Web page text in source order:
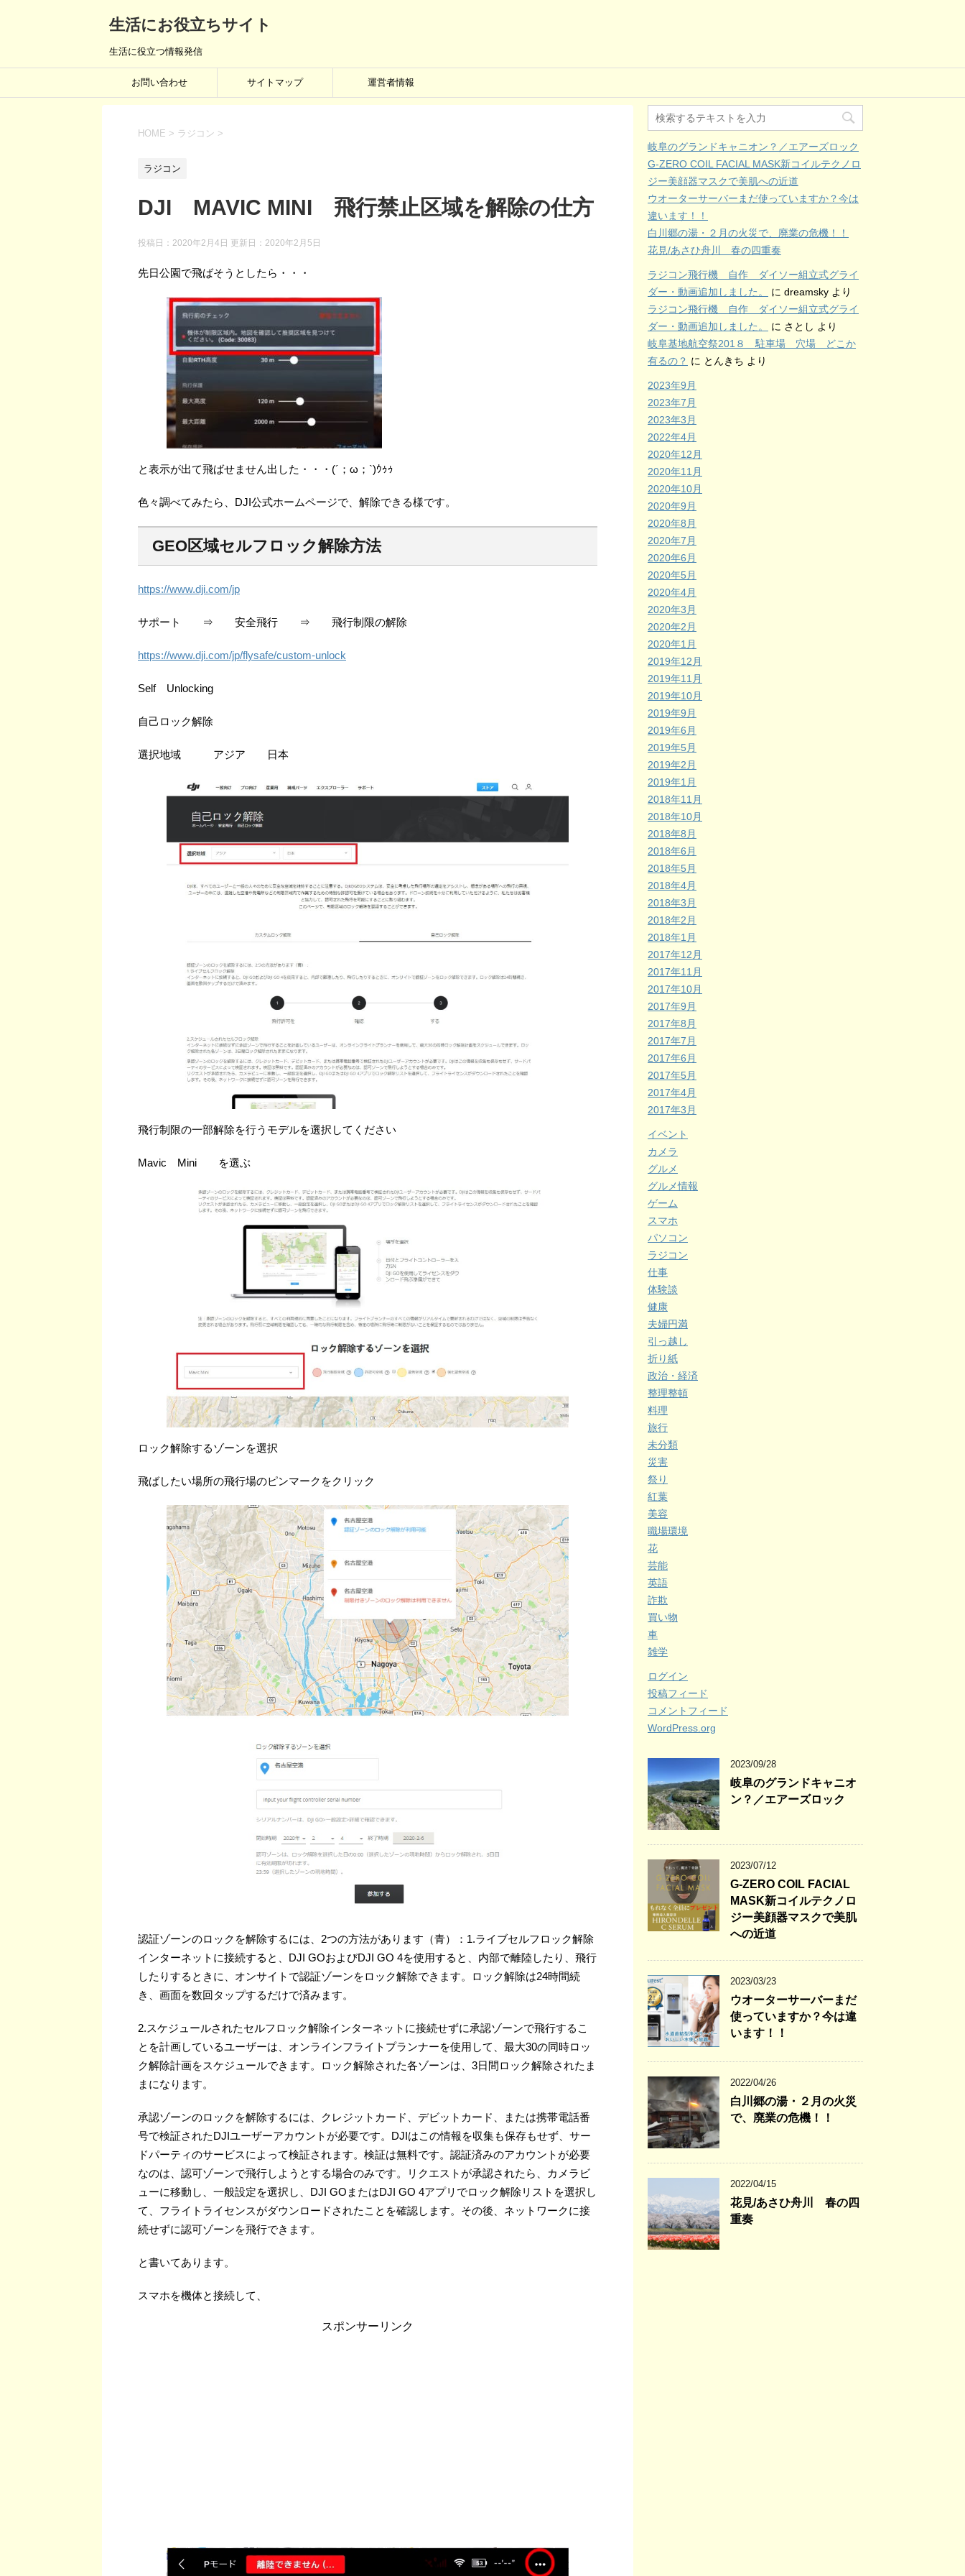
生活にお役立ちサイト
生活に役立つ情報発信
お問い合わせ サイトマップ 運営者情報
HOME > ラジコン >
ラジコン
DJI MAVIC MINI 飛行禁止区域を解除の仕方
投稿日：2020年2月4日 更新日： 2020年2月5日
先日公園で飛ばそうとしたら・・・
と表示が出て飛ばせません出した・・・(´；ω；`)ｳｩｩ
色々調べてみたら、DJI公式ホームページで、解除できる様です。
GEO区域セルフロック解除方法
https://www.dji.com/jp
サポート ⇒ 安全飛行 ⇒ 飛行制限の解除
https://www.dji.com/jp/flysafe/custom-unlock
Self Unlocking
自己ロック解除
選択地域 アジア 日本
飛行制限の一部解除を行うモデルを選択してください
Mavic Mini を選ぶ
ロック解除するゾーンを選択
飛ばしたい場所の飛行場のピンマークをクリック
認証ゾーンのロックを解除するには、2つの方法があります（青）：1.ライブセルフロック解除
インターネットに接続すると、DJI GOおよびDJI GO 4を使用すると、内部で離陸したり、飛行
したりするときに、オンサイトで認証ゾーンをロック解除できます。ロック解除は24時間続
き、画面を数回タップするだけで済みます。
2.スケジュールされたセルフロック解除インターネットに接続せずに承認ゾーンで飛行するこ
とを計画しているユーザーは、オンラインフライトプランナーを使用して、最大30の同時ロッ
ク解除計画をスケジュールできます。ロック解除された各ゾーンは、3日間ロック解除されたま
まになります。
承認ゾーンのロックを解除するには、クレジットカード、デビットカード、または携帯電話番
号で検証されたDJIユーザーアカウントが必要です。DJIはこの情報を収集も保存もせず、サー
ドパーティのサービスによって検証されます。検証は無料です。認証済みのアカウントが必要
なのは、認可ゾーンで飛行しようとする場合のみです。リクエストが承認されたら、カメラビ
ューに移動し、一般設定を選択し、DJI GOまたはDJI GO 4アプリでロック解除リストを選択し
て、フライトライセンスがダウンロードされたことを確認します。その後、ネットワークに接
続せずに認可ゾーンを飛行できます。
と書いてあります。
スマホを機体と接続して、
スポンサーリンク
岐阜のグランドキャニオン？／エアーズロック
G-ZERO COIL FACIAL MASK新コイルテクノロ
ジー美顔器マスクで美肌への近道
ウオーターサーバーまだ使っていますか？今は
違います！！
白川郷の湯・２月の火災で、廃業の危機！！
花見/あさひ舟川 春の四重奏
ラジコン飛行機 自作 ダイソー組立式グライ
ダー・動画追加しました。
に dreamsky より
ラジコン飛行機 自作 ダイソー組立式グライ
ダー・動画追加しました。
に さとし より
岐阜基地航空祭201８ 駐車場 穴場 どこか
有るの？ に とんきち より
2023年9月
2023年7月
2023年3月
2022年4月
2020年12月
2020年11月
2020年10月
2020年9月
2020年8月
2020年7月
2020年6月
2020年5月
2020年4月
2020年3月
2020年2月
2020年1月
2019年12月
2019年11月
2019年10月
2019年9月
2019年6月
2019年5月
2019年2月
2019年1月
2018年11月
2018年10月
2018年8月
2018年6月
2018年5月
2018年4月
2018年3月
2018年2月
2018年1月
2017年12月
2017年11月
2017年10月
2017年9月
2017年8月
2017年7月
2017年6月
2017年5月
2017年4月
2017年3月
イベント
カメラ
グルメ
グルメ情報
ゲーム
スマホ
パソコン
ラジコン
仕事
体験談
健康
夫婦円満
引っ越し
折り紙
政治・経済
整理整頓
料理
旅行
未分類
災害
祭り
紅葉
美容
職場環境
花
芸能
英語
詐欺
買い物
車
雑学
ログイン
投稿フィード
コメントフィード
WordPress.org
2023/09/28
岐阜のグランドキャニオ
ン？／エアーズロック
2023/07/12
G-ZERO COIL FACIAL
MASK新コイルテクノロ
ジー美顔器マスクで美肌
への近道
2023/03/23
ウオーターサーバーまだ
使っていますか？今は違
います！！
2022/04/26
白川郷の湯・２月の火災
で、廃業の危機！！
2022/04/15
花見/あさひ舟川 春の四
重奏